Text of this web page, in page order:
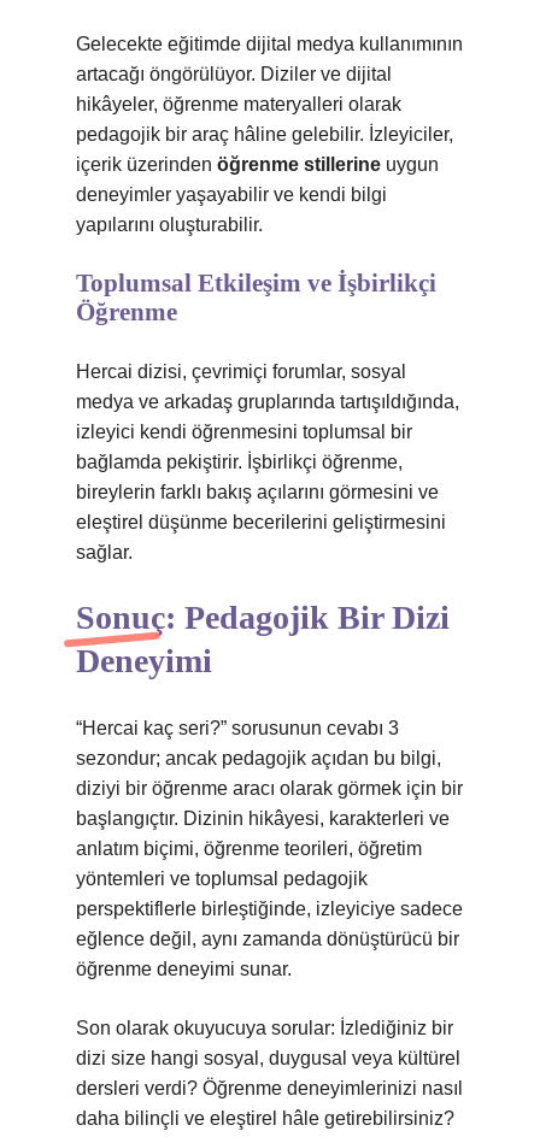
Gelecekte eğitimde dijital medya kullanımının
artacağı öngörülüyor. Diziler ve dijital
hikâyeler, öğrenme materyalleri olarak
pedagojik bir araç hâline gelebilir. İzleyiciler,
içerik üzerinden öğrenme stillerine uygun
deneyimler yaşayabilir ve kendi bilgi
yapılarını oluşturabilir.
Toplumsal Etkileşim ve İşbirlikçi
Öğrenme
Hercai dizisi, çevrimiçi forumlar, sosyal
medya ve arkadaş gruplarında tartışıldığında,
izleyici kendi öğrenmesini toplumsal bir
bağlamda pekiştirir. İşbirlikçi öğrenme,
bireylerin farklı bakış açılarını görmesini ve
eleştirel düşünme becerilerini geliştirmesini
sağlar.
Sonuç: Pedagojik Bir Dizi
Deneyimi
“Hercai kaç seri?” sorusunun cevabı 3
sezondur; ancak pedagojik açıdan bu bilgi,
diziyi bir öğrenme aracı olarak görmek için bir
başlangıçtır. Dizinin hikâyesi, karakterleri ve
anlatım biçimi, öğrenme teorileri, öğretim
yöntemleri ve toplumsal pedagojik
perspektiflerle birleştiğinde, izleyiciye sadece
eğlence değil, aynı zamanda dönüştürücü bir
öğrenme deneyimi sunar.
Son olarak okuyucuya sorular: İzlediğiniz bir
dizi size hangi sosyal, duygusal veya kültürel
dersleri verdi? Öğrenme deneyimlerinizi nasıl
daha bilinçli ve eleştirel hâle getirebilirsiniz?